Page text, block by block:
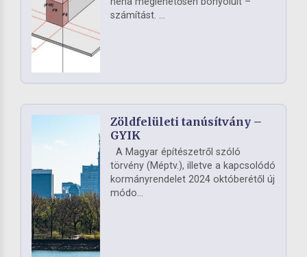
számítást. ...
Zöldfelületi tanúsítvány –
GYIK
A Magyar építészetről szóló
törvény (Méptv.), illetve a kapcsolódó
kormányrendelet 2024 októberétől új
módo...